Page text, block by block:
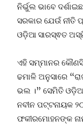
ନିର୍ଭୁଲ ଭାବେ
ସରକାର ଯେଉଁ ନୀତି
ଓଡ଼ିଆ ସାରସ୍ଵତ
ଏହି ସମ୍ମାନର
ଢମାଳି ଅନୁସାରେ
ଭଲ ।” ସେମିତି
ନବୀନ ପଟ୍ଟନାୟକ
ଫକୀରମୋହନଙ୍କ